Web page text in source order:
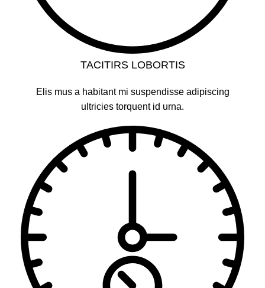
TACITIRS LOBORTIS
Elis mus a habitant mi suspendisse adipiscing
ultricies torquent id urna.